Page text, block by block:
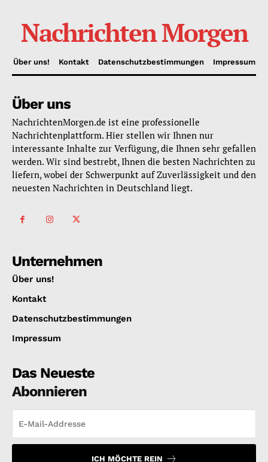
Nachrichten Morgen
Über uns! Kontakt Datenschutzbestimmungen Impressum
Über uns
NachrichtenMorgen.de ist eine professionelle
Nachrichtenplattform. Hier stellen wir Ihnen nur
interessante Inhalte zur Verfügung, die Ihnen sehr gefallen
werden. Wir sind bestrebt, Ihnen die besten Nachrichten zu
liefern, wobei der Schwerpunkt auf Zuverlässigkeit und den
neuesten Nachrichten in Deutschland liegt.
Unternehmen
Über uns!
Kontakt
Datenschutzbestimmungen
Impressum
Das Neueste
Abonnieren
ICH MÖCHTE REIN